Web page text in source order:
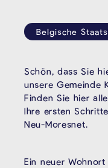
Belgische
Schön, dass Sie
unsere Gemeinde
Finden Sie hier
Ihre ersten
Neu-Moresnet.
Ein neuer